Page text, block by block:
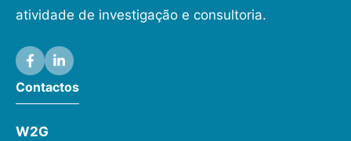
atividade de investigação e consultoria.
Contactos
W2G